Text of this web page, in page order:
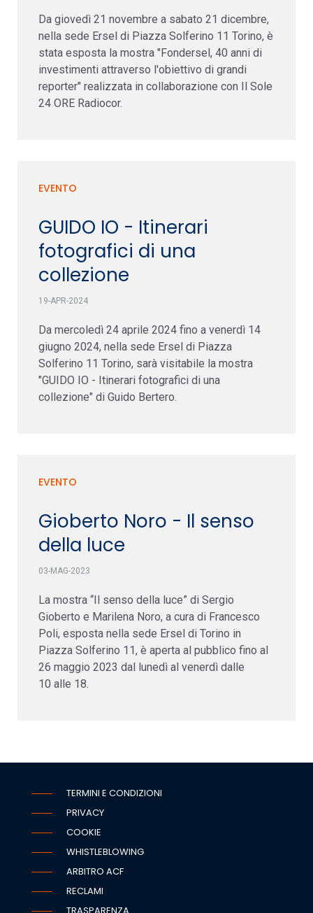
Da giovedì 21 novembre a sabato 21 dicembre,
nella sede Ersel di Piazza Solferino 11 Torino, è
stata esposta la mostra "Fondersel, 40 anni di
investimenti attraverso l'obiettivo di grandi
reporter" realizzata in collaborazione con Il Sole
24 ORE Radiocor.
EVENTO
GUIDO IO - Itinerari
fotografici di una
collezione
19-APR-2024
Da mercoledì 24 aprile 2024 fino a venerdì 14
giugno 2024, nella sede Ersel di Piazza
Solferino 11 Torino, sarà visitabile la mostra
"GUIDO IO - Itinerari fotografici di una
collezione" di Guido Bertero.
EVENTO
Gioberto Noro - Il senso
della luce
03-MAG-2023
La mostra “Il senso della luce” di Sergio
Gioberto e Marilena Noro, a cura di Francesco
Poli, esposta nella sede Ersel di Torino in
Piazza Solferino 11, è aperta al pubblico fino al
26 maggio 2023 dal lunedì al venerdì dalle
10 alle 18.
TERMINI E CONDIZIONI
PRIVACY
COOKIE
WHISTLEBLOWING
ARBITRO ACF
RECLAMI